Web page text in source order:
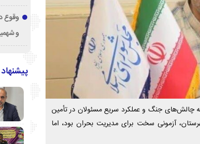
چالش‌های جنگ و عملکرد سریع مسئولان در تأمین
آزمونی سخت برای مدیریت بحران بود، اما
وقوع
و شهمیرزاد؛ ۱۷